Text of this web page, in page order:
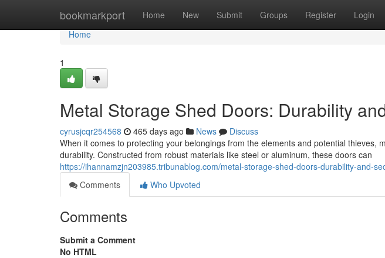
bookmarkport Home New Submit Groups Register Login
Home
Home
1
Metal Storage Shed Doors: Durability
cyrusjcqr254568 465 days ago News
Discuss
When it comes to protecting your belongings from the elements and potential thieves,
durability. Constructed from robust materials like steel or aluminum, these doors can
https://ihannamzjn203985.tribunablog.com/metal-storage-shed-doors-durability-and-
Comments
Who Upvoted
Comments
Submit a Comment
No HTML